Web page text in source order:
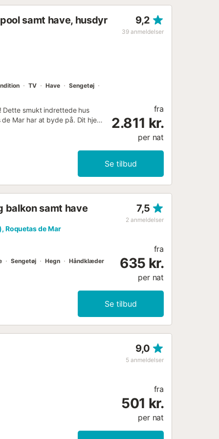
samt have, husdyr
9,2
39 anmeldelser
TV Have
Sengetøj
Dette smukt indrettede hus
Mar har at byde på. Dit hjem
4 m x 9 m, uopvarmet,
havudsigt over bugten
Indkvartering Huset har 4
tv. * Soveværelse 2:
tredobbelt klædeskab. ...
fra
2.811 kr.
per nat
Se tilbud
balkon samt have 7,5
2 anmeldelser
Roquetas de Mar
Sengetøj Hegn Håndklæder
fra
635 kr.
per nat
Se tilbud
9,0
5 anmeldelser
fra
501 kr.
per nat